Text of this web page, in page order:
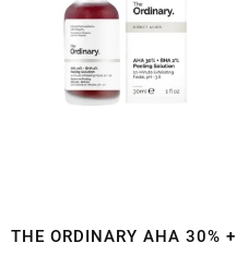
THE ORDINARY AHA 30% +